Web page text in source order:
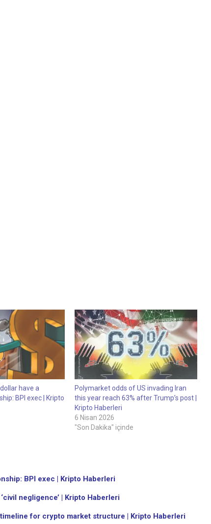
have a
BPI exec | Kripto
Polymarket odds of US invading Iran
this year reach 63% after Trump’s post |
Kripto Haberleri
6 Nisan 2026
"Son Dakika" içinde
BPI exec | Kripto Haberleri
negligence’ | Kripto Haberleri
for crypto market structure | Kripto Haberleri